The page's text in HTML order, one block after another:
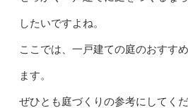
したいですよね。
ここでは、一戸建ての庭のおすす
ます。
ぜひとも庭づくりの参考にしてくだ